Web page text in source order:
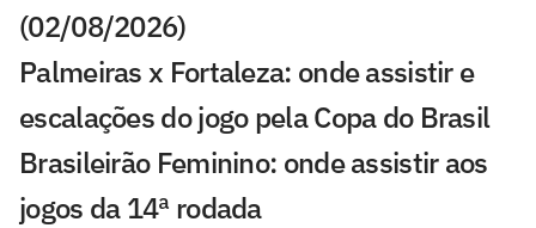
(02/08/2026)
Palmeiras x Fortaleza: onde assistir e
escalações do jogo pela Copa do Brasil
Brasileirão Feminino: onde assistir aos
jogos da 14ª rodada